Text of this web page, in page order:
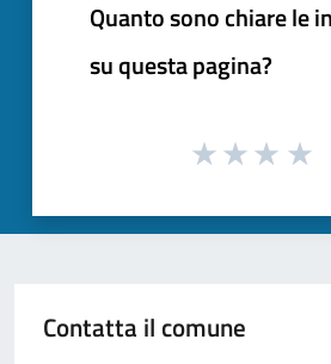
Quanto sono chiare le
su questa pagina?
Contatta il comune